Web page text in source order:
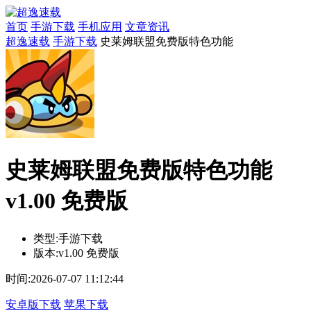
首页 手游下载 手机应用 文章资讯
超逸速载 手游下载 史莱姆联盟免费版特色功能
史莱姆联盟免费版特色功能
v1.00 免费版
类型:手游下载
版本:v1.00 免费版
时间:2026-07-07 11:12:44
安卓版下载 苹果下载